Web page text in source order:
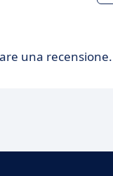
una recensione.